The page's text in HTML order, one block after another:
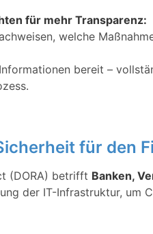
für mehr Transparenz:
welche
bereit –
für den
(DORA) betrifft Banken,
der IT-Infrastruktur, um